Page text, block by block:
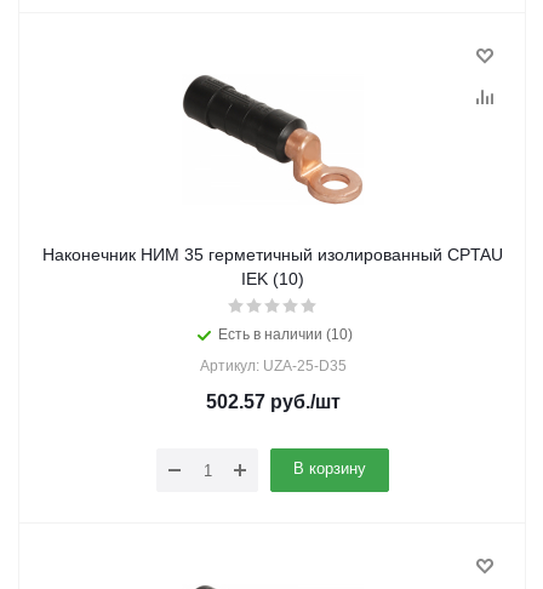
Наконечник НИМ 35 герметичный изолированный CPTAU
IEK (10)
Есть в наличии (10)
Артикул: UZA-25-D35
502.57руб./шт
В корзину